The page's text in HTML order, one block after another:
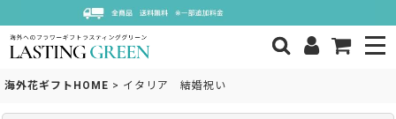
海外花ギフトHOME > イタリア 結婚祝い